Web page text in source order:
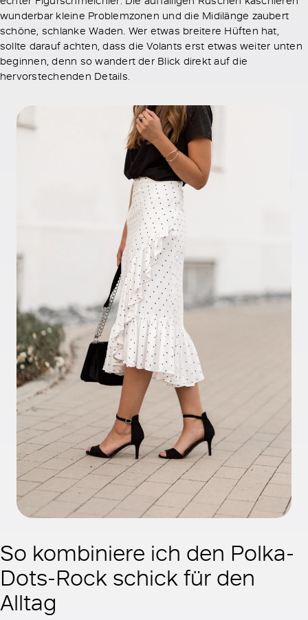
wunderbar kleine Problemzonen und die Midilänge zaubert
schöne, schlanke Waden. Wer etwas breitere Hüften hat,
sollte darauf achten, dass die Volants erst etwas weiter unten
beginnen, denn so wandert der Blick direkt auf die
hervorstechenden Details.
So kombiniere ich den Polka-
Dots-Rock schick für den
Alltag